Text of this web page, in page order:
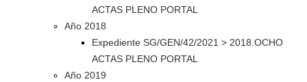
ACTAS PLENO PORTAL
Año 2018
Expediente SG/GEN/42/2021 > 2018.OCHO
ACTAS PLENO PORTAL
Año 2019